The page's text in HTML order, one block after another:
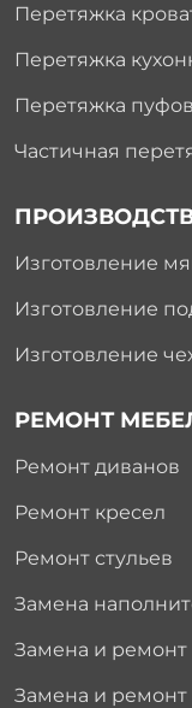
Перетяжка
Перетяжка
Перетяжка
Частичная
Изготовление
Изготовление
Изготовление
РЕМОНТ
Ремонт диванов
Ремонт кресел
Ремонт стульев
Замена
Замена и
Замена и